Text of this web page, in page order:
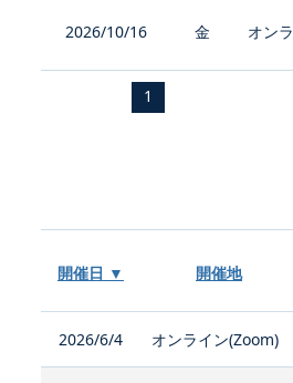
2026/10/16 金 オン
1
開催日 ▼ 開催地
2026/6/4 オンライン(Zoom)